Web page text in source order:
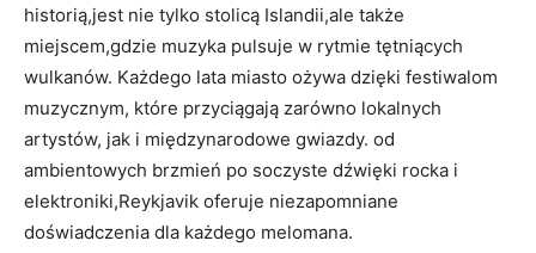
historią,jest nie tylko stolicą Islandii,ale także
miejscem,gdzie muzyka pulsuje w rytmie tętniących
wulkanów. Każdego lata miasto⁣ ożywa dzięki festiwalom
muzycznym,‍ które przyciągają zarówno​ lokalnych
artystów, jak i międzynarodowe gwiazdy. od
ambientowych brzmień po soczyste ⁣dźwięki rocka i
elektroniki,Reykjavik oferuje niezapomniane
doświadczenia dla każdego melomana.